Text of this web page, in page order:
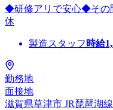
◆研修アリで安心◆その
休
製造スタッフ 時給
勤務地
面接地
滋賀県草津市 JR琵琶湖